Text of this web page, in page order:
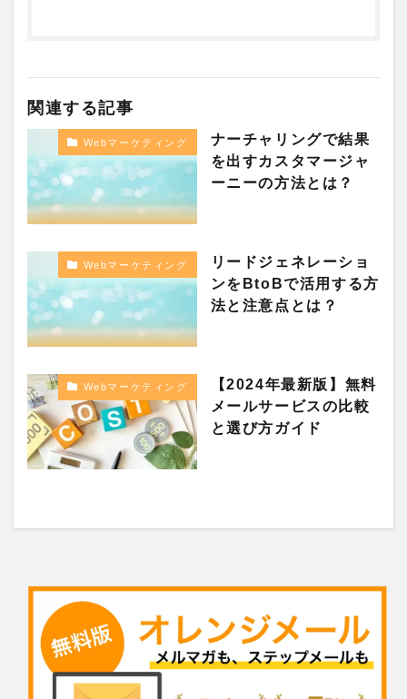
関連する記事
Webマーケティング
ナーチャリングで結果
を出すカスタマージャ
ーニーの方法とは？
Webマーケティング
リードジェネレーショ
ンをBtoBで活用する方
法と注意点とは？
Webマーケティング
【2024年最新版】無料
メールサービスの比較
と選び方ガイド